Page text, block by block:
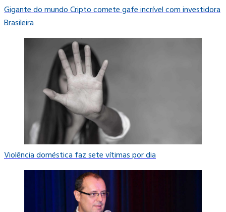
Gigante do mundo Cripto comete gafe incrível com investidora
Brasileira
Violência doméstica faz sete vítimas por dia